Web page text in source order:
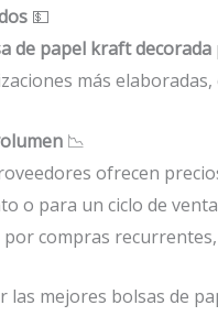
💵
de papel kraft decorada
más
📉
ofrecen
o para un ciclo de
compras
las mejores bolsas de